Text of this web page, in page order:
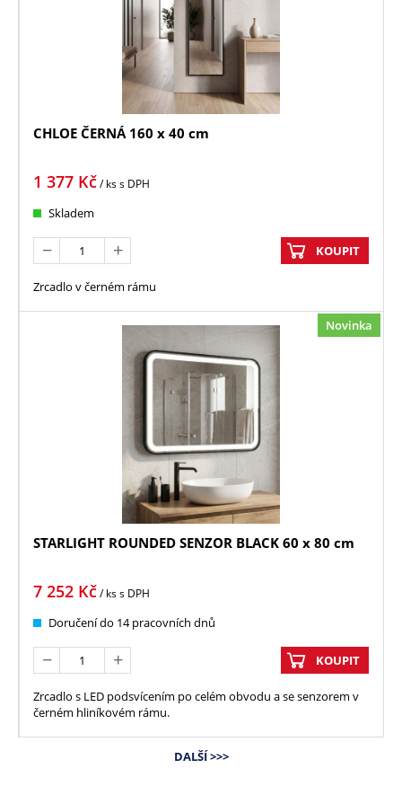
CHLOE ČERNÁ 160 x 40 cm
1 377 Kč/ kss DPH
Skladem
KOUPIT
Zrcadlo v černém rámu
Novinka
STARLIGHT ROUNDED SENZOR BLACK 60 x 80 cm
7 252 Kč/ kss DPH
Doručení do 14 pracovních dnů
KOUPIT
Zrcadlo s LED podsvícením po celém obvodu a se senzorem v
černém hliníkovém rámu.
DALŠÍ >>>